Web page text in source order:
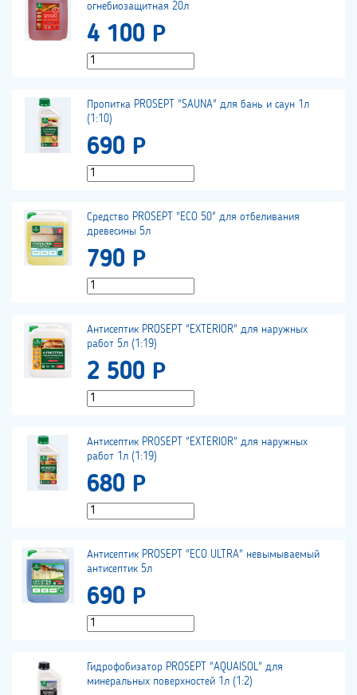
огнебиозащитная 20л
4 100 Р
Пропитка PROSEPT "SAUNA" для бань и саун 1л
(1:10)
690 Р
Средство PROSEPT "ECO 50" для отбеливания
древесины 5л
790 Р
Антисептик PROSEPT "EXTERIOR" для наружных
работ 5л (1:19)
2 500 Р
Антисептик PROSEPT "EXTERIOR" для наружных
работ 1л (1:19)
680 Р
Антисептик PROSEPT "ECO ULTRA" невымываемый
антисептик 5л
690 Р
Гидрофобизатор PROSEPT "AQUAISOL" для
минеральных поверхностей 1л (1:2)